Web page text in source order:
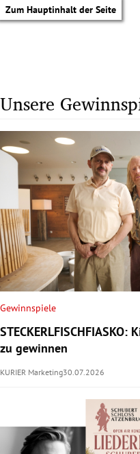
Zum Hauptinhalt der Seite
Untermenü
Untermenü
Unsere
Gewinnspiele
zu gewinnen
KURIER Marketing30.07.2026